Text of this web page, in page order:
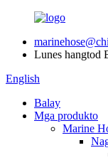
Lunes hangtod
English
Balay
Mga produkto
Marine